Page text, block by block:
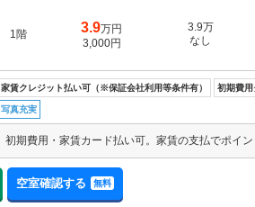
1階 3.9万円
3,000円
3.9万
なし
家賃クレジット払い可（※保証会社利用等条件有） 初期費用
写真充実
空室確認する 無料